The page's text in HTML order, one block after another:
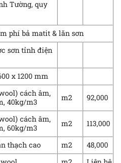
Tường, quy
phí bả matit & lăn sơn
sơn tỉnh điện
x 1200 mm
cách âm,
40kg/m3
m2 92,000
cách âm,
60kg/m3
m2 113,000
thạch cao m2
48,000